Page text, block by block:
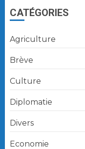
CATÉGORIES
Agriculture
Brève
Culture
Diplomatie
Divers
Economie